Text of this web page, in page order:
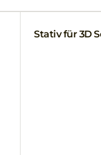
Stativ für 3D